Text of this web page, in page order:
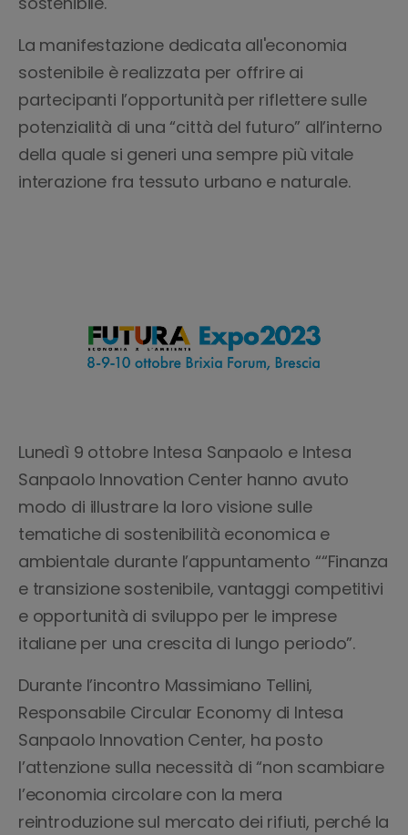
La manifestazione dedicata all'economia
sostenibile è realizzata per offrire ai
partecipanti l’opportunità per riflettere sulle
potenzialità di una “città del futuro” all’interno
della quale si generi una sempre più vitale
interazione fra tessuto urbano e naturale.
Lunedì 9 ottobre Intesa Sanpaolo e Intesa
Sanpaolo Innovation Center hanno avuto
modo di illustrare la loro visione sulle
tematiche di sostenibilità economica e
ambientale durante l’appuntamento ““Finanza
e transizione sostenibile, vantaggi competitivi
e opportunità di sviluppo per le imprese
italiane per una crescita di lungo periodo”.
Durante l’incontro Massimiano Tellini,
Responsabile Circular Economy di Intesa
Sanpaolo Innovation Center, ha posto
l’attenzione sulla necessità di “non scambiare
l’economia circolare con la mera
reintroduzione sul mercato dei rifiuti, perché la